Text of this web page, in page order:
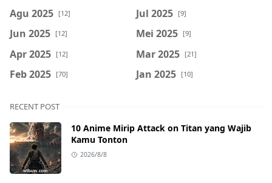
Agu 2025 [12] Jul 2025 [9]
Jun 2025 [12] Mei 2025 [9]
Apr 2025 [12] Mar 2025 [21]
Feb 2025 [70] Jan 2025 [10]
RECENT POST
10 Anime Mirip Attack on Titan yang Wajib
Kamu Tonton
2026/8/8